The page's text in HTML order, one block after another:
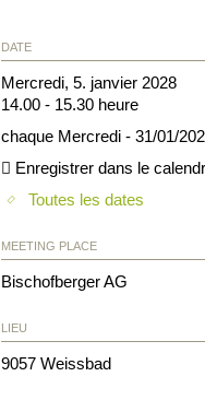
DATE
Mercredi, 5. janvier 2028
14.00 - 15.30 heure
chaque Mercredi - 31/01/
Enregistrer dans le
Toutes les dates
MEETING PLACE
Bischofberger AG
LIEU
9057 Weissbad